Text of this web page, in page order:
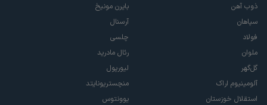
ذوب آهن
سپاهان
فولاد
ملوان
گل‌گهر
آلومینیوم اراک
استقلال خوزستان
بایرن مونیخ
آرسنال
چلسی
رئال مادرید
لیورپول
منچستریونایتد
یوونتوس